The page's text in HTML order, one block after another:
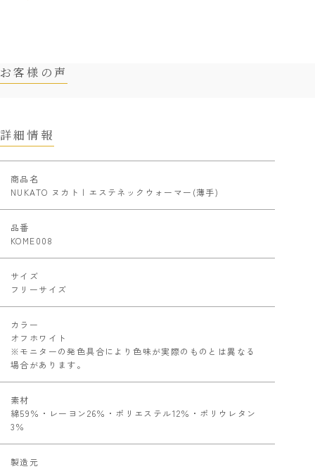
お客様の声
詳細情報
商品名
NUKATO ヌカト | エステネックウォーマー(薄手)
品番
KOME008
サイズ
フリーサイズ
カラー
オフホワイト
※モニターの発色具合により色味が実際のものとは異なる
場合があります。
素材
綿59％・レーヨン26％・ポリエステル12％・ポリウレタン
3％
製造元